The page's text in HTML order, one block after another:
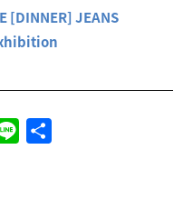
[DINNER] JEANS
Line